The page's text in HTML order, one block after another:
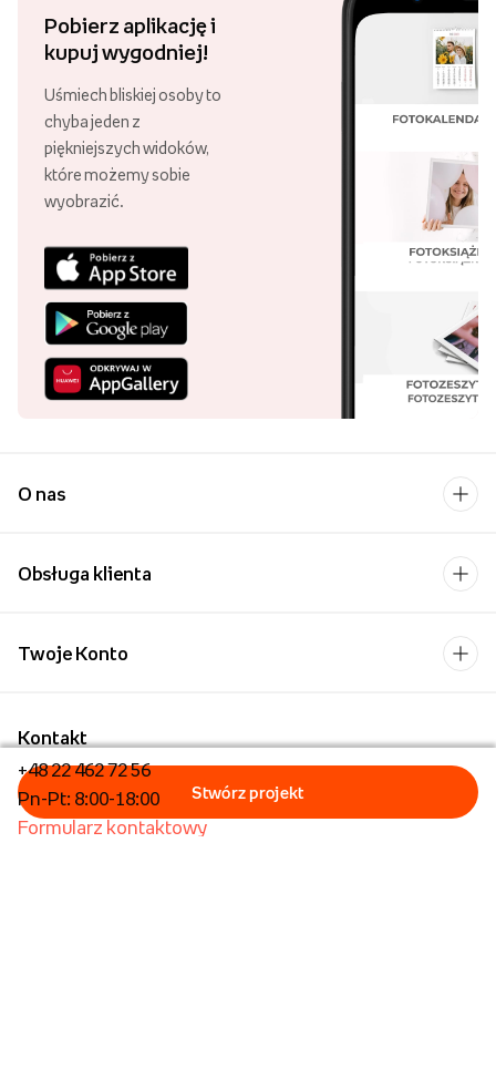
Pobierz aplikację i
kupuj wygodniej!
Uśmiech bliskiej osoby to
chyba jeden z
piękniejszych widoków,
które możemy sobie
wyobrazić.
O nas
Obsługa klienta
Kontakt
+48 22 462 72 56
Pn-Pt: 8:00-18:00
Formularz kontaktowy
Twoje Konto